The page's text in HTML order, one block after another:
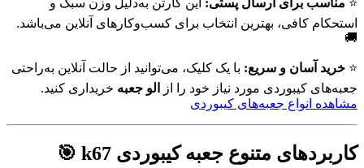
استحکام کافی، بهترین انتخاب برای کسب‌وکارهای آنلاین می‌باشد.
🚚
⭐ خرید آسان و سریع: با یک کلیک، می‌توانید از حالت آنلاین به‌راحتی
جعبه‌های کیبوردی مورد نیاز خود را از
الو جعبه خریداری کنید.
مشاهده انواع جعبه‌های کیبوردی
کاربردهای متنوع جعبه کیبوردی k67 🎯